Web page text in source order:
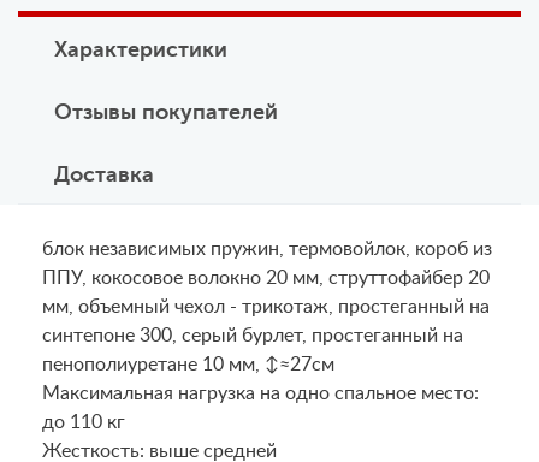
Характеристики
Отзывы покупателей
Доставка
блок независимых пружин, термовойлок, короб из
ППУ, кокосовое волокно 20 мм, струттофайбер 20
мм, объемный чехол - трикотаж, простеганный на
синтепоне 300, серый бурлет, простеганный на
пенополиуретане 10 мм, ↕≈27см
Maксимальная нагрузка на одно спальное место:
до 110 кг
Жесткость: выше средней